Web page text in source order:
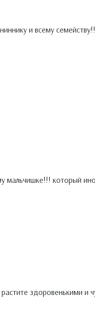
и всему
мальчишке!!! который
здоровенькими и